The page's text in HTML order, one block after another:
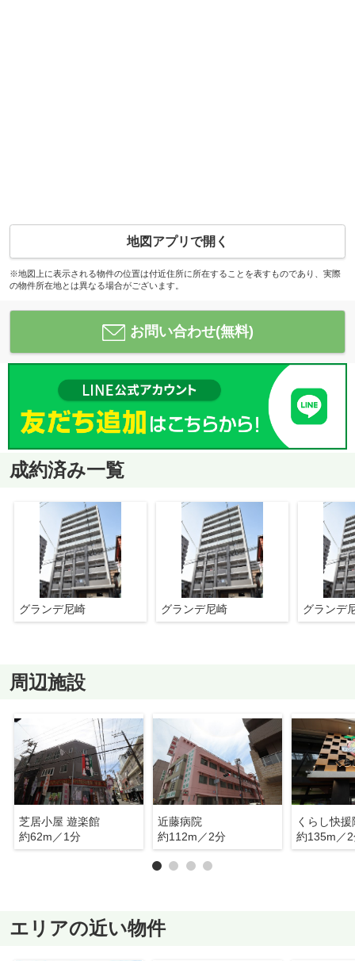
地図アプリで開く
※地図上に表示される物件の位置は付近住所に所在することを表すものであり、実際
の物件所在地とは異なる場合がございます。
お問い合わせ(無料)
成約済み一覧
グランデ尼崎 グランデ尼崎 グランデ
周辺施設
芝居小屋 遊楽館
約62m／1分
近藤病院
約112m／2分
くらし快援
約135m／
エリアの近い物件